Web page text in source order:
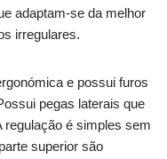
adaptam-se da melhor
irregulares.
e possui furos
pegas laterais que
regulação é simples sem
superior são